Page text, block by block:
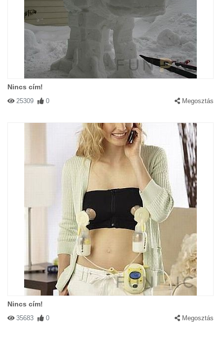
Nincs cím!
25309 0 Megosztás
Nincs cím!
35683 0 Megosztás